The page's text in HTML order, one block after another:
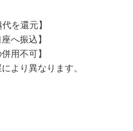
を還元】
へ振込】
用不可】
より異なります。